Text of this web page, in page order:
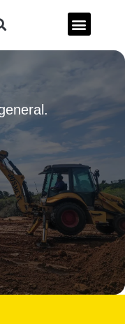
proyecto de terrenos.
¡Resultados de nivel